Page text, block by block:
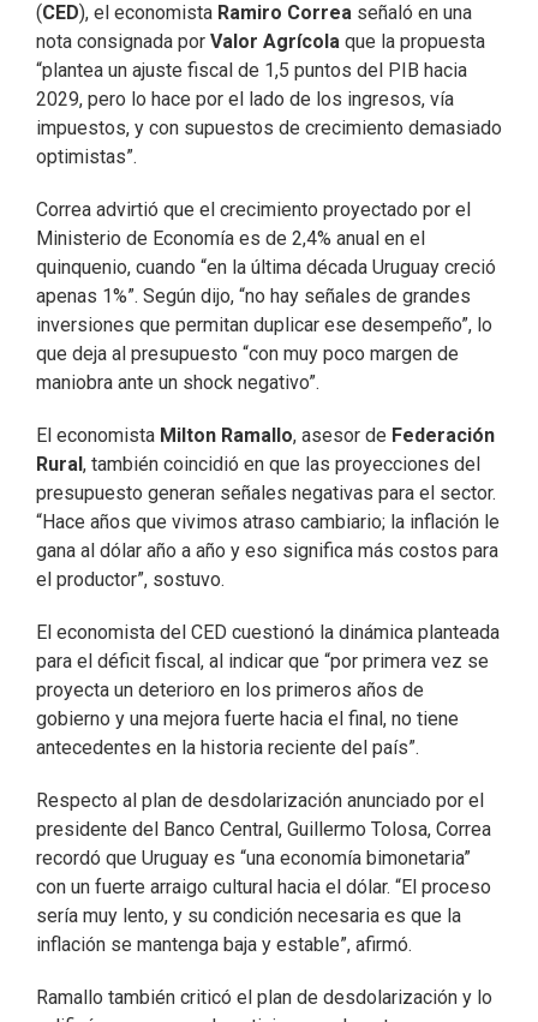
(CED), el economista Ramiro Correa señaló en una
nota consignada por Valor Agrícola que la propuesta
“plantea un ajuste fiscal de 1,5 puntos del PIB hacia
2029, pero lo hace por el lado de los ingresos, vía
impuestos, y con supuestos de crecimiento demasiado
optimistas”.
Correa advirtió que el crecimiento proyectado por el
Ministerio de Economía es de 2,4% anual en el
quinquenio, cuando “en la última década Uruguay creció
apenas 1%”. Según dijo, “no hay señales de grandes
inversiones que permitan duplicar ese desempeño”, lo
que deja al presupuesto “con muy poco margen de
maniobra ante un shock negativo”.
El economista Milton Ramallo, asesor de Federación
Rural, también coincidió en que las proyecciones del
presupuesto generan señales negativas para el sector.
“Hace años que vivimos atraso cambiario; la inflación le
gana al dólar año a año y eso significa más costos para
el productor”, sostuvo.
El economista del CED cuestionó la dinámica planteada
para el déficit fiscal, al indicar que “por primera vez se
proyecta un deterioro en los primeros años de
gobierno y una mejora fuerte hacia el final, no tiene
antecedentes en la historia reciente del país”.
Respecto al plan de desdolarización anunciado por el
presidente del Banco Central, Guillermo Tolosa, Correa
recordó que Uruguay es “una economía bimonetaria”
con un fuerte arraigo cultural hacia el dólar. “El proceso
sería muy lento, y su condición necesaria es que la
inflación se mantenga baja y estable”, afirmó.
Ramallo también criticó el plan de desdolarización y lo